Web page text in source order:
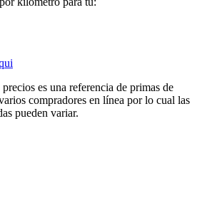
es una referencia de primas de
compradores en línea por lo cual las
pueden variar.